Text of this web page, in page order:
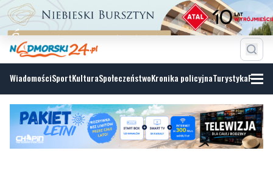
WiadomościSportKulturaSpołeczeństwoKronika policyjnaTurystyka